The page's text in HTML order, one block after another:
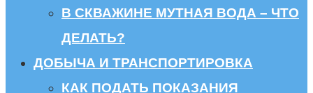
В СКВАЖИНЕ МУТНАЯ ВОДА – ЧТО
ДЕЛАТЬ?
ДОБЫЧА И ТРАНСПОРТИРОВКА
КАК ПОДАТЬ ПОКАЗАНИЯ